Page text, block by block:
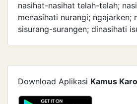
nasihat-nasihat telah-telah;
menasihati nurangi; ngajarken;
sisurang-surangen; dinasihati
Download Aplikasi Kamus Karo